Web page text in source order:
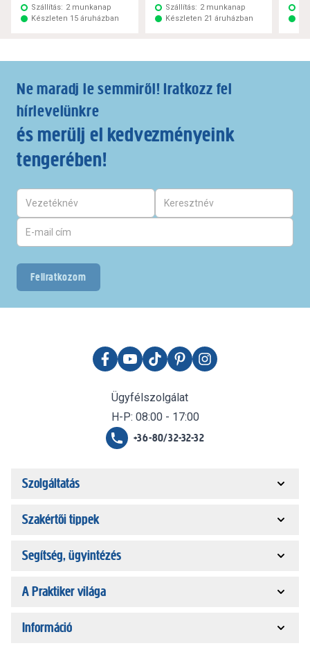
Szállítás: 2 munkanap
Készleten 15 áruházban
Szállítás: 2 munkanap
Készleten 21 áruházban
Ne maradj le semmiről! Iratkozz fel
hírlevelünkre
és merülj el kedvezményeink
tengerében!
Feliratkozom
Ügyfélszolgálat
H-P: 08:00 - 17:00
+36-80/32-32-32
Szolgáltatás
Szakértői tippek
Segítség, ügyintézés
A Praktiker világa
Információ